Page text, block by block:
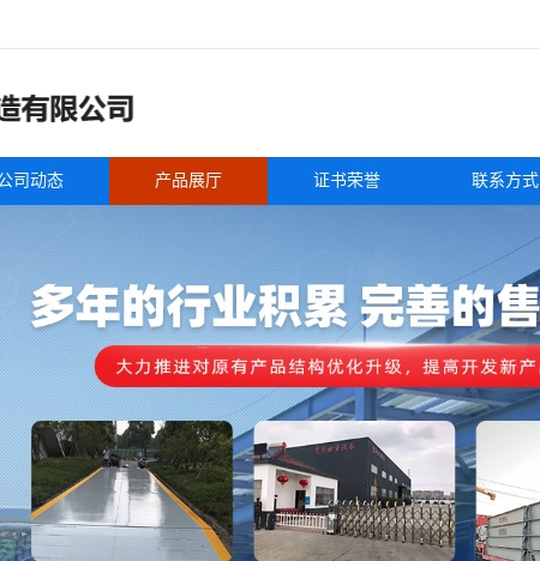
司动态 产品展厅 证书荣誉 联系方式